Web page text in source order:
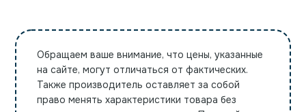
Обращаем ваше внимание, что цены, указанные
на сайте, могут отличаться от фактических.
Также производитель оставляет за собой
право менять характеристики товара без